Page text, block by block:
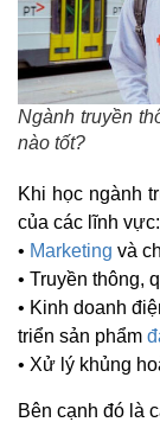
Ngành truyền
nào tốt?
Khi học ngành
của các lĩnh vực:
• Marketing và
• Truyền thông,
• Kinh doanh
triển sản phẩm
• Xử lý khủng
Bên cạnh đó là